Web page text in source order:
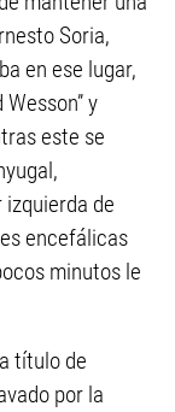
Soria,
en ese lugar,
y
este se
de
encefálicas
minutos le
título de
por la